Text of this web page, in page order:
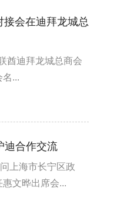
接会在迪拜龙城总
酋迪拜龙城总商会
...
迪合作交流
上海市长宁区政
文晔出席会...